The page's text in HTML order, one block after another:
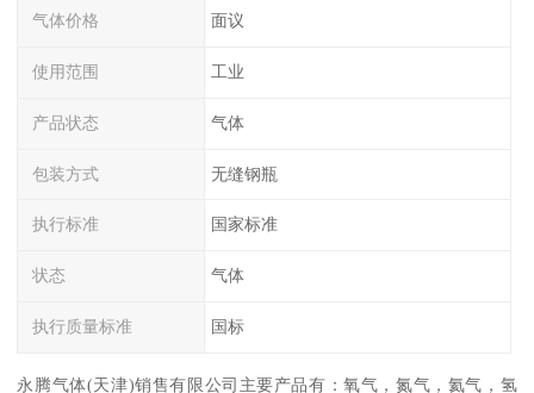
气体价格 面议
使用范围 工业
产品状态 气体
包装方式 无缝钢瓶
执行标准 国家标准
状态 气体
执行质量标准 国标
永腾气体(天津)销售有限公司主要产品有：氧气，氮气，氦气，氢